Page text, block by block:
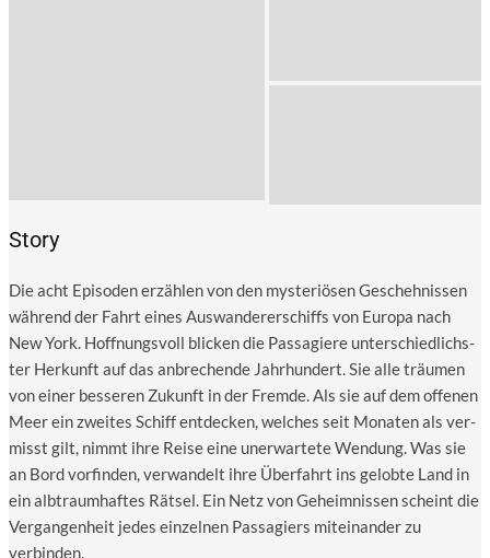
Story
Die acht Epi­so­den erzäh­len von den mys­te­riö­sen Gescheh­nis­sen
wäh­rend der Fahrt eines Aus­wan­de­rer­schiffs von Euro­pa nach
New York. Hoff­nungs­voll bli­cken die Pas­sa­gie­re unter­schied­lichs­
ter Her­kunft auf das anbre­chen­de Jahr­hun­dert. Sie alle träu­men
von einer bes­se­ren Zukunft in der Frem­de. Als sie auf dem offe­nen
Meer ein zwei­tes Schiff ent­de­cken, wel­ches seit Mona­ten als ver­
misst gilt, nimmt ihre Rei­se eine uner­war­te­te Wen­dung. Was sie
an Bord vor­fin­den, ver­wan­delt ihre Über­fahrt ins gelob­te Land in
ein alb­traum­haf­tes Rät­sel. Ein Netz von Geheim­nis­sen scheint die
Ver­gan­gen­heit jedes ein­zel­nen Pas­sa­giers mit­ein­an­der zu
verbinden.